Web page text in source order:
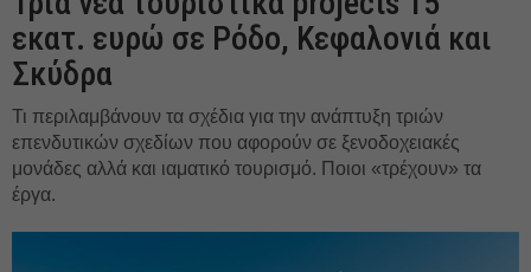
εκατ. ευρώ σε Ρόδο, Κεφαλονιά και
Σκύδρα
Τι περιλαμβάνουν τα σχέδια για την ανάπτυξη τριών
επενδυτικών σχεδίων που αφορούν σε ξενοδοχειακές
μονάδες αλλά και ιαματικό τουρισμό. Ποιοι «τρέχουν» τα
έργα.